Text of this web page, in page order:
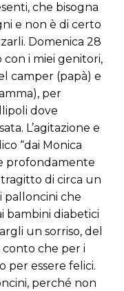
che bisogna
e non è di certo
Domenica 28
con i miei genitori,
camper (papà) e
per
dove
L’agitazione e
“dai Monica
profondamente
di circa un
palloncini che
bambini diabetici
un sorriso, del
che per i
per essere felici.
perché non